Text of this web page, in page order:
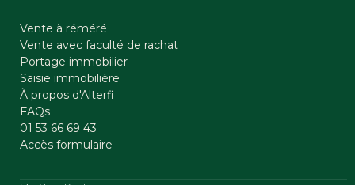
Vente à réméré
Vente avec faculté de rachat
Portage immobilier
Saisie immobilière
À propos d'Alterfi
FAQs
01 53 66 69 43
Accès formulaire